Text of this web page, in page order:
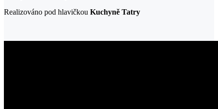
Realizováno pod hlavičkou Kuchyně Tatry